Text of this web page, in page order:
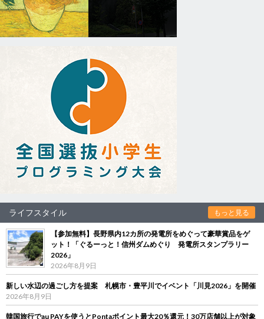
ライフスタイル もっと見る
【参加無料】長野県内12カ所の発電所をめぐって豪華賞品をゲ
ット！「ぐるーっと！信州ダムめぐり 発電所スタンプラリー
2026」
2026年8月9日
新しい水辺の過ごし方を提案 札幌市・豊平川でイベント「川見2026」を開催
2026年8月9日
韓国旅行でau PAYを使うとPontaポイント最大20％還元！30万店舗以上が対象